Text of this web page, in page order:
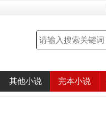
其他小说 完本小说